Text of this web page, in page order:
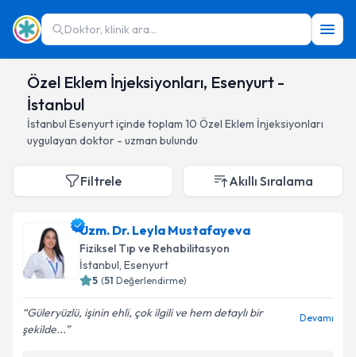
Doktor, klinik ara...
Özel Eklem İnjeksiyonları, Esenyurt -
İstanbul
İstanbul Esenyurtiçinde toplam 10 Özel Eklem İnjeksiyonları
uygulayan doktor - uzman bulundu
Filtrele Akıllı Sıralama
Uzm. Dr. Leyla Mustafayeva
Fiziksel Tıp ve Rehabilitasyon
İstanbul, Esenyurt
5 (51 Değerlendirme)
Güleryüzlü, işinin ehli, çok ilgili ve hem detaylı bir
şekilde...
Devamı